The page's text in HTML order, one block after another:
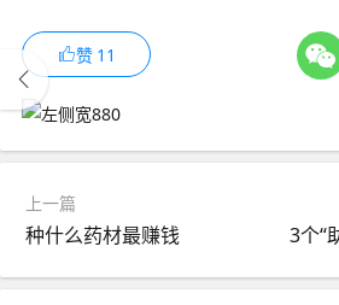
赞 11
上一篇
种什么药材最赚钱